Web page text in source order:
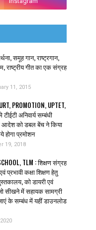
समूह गान, राष्ट्रगान,
राष्ट्रीय गीत का एक संग्रह
11, 2015
PROMOTION, UPTET,
अनिवार्य सम्बंधी
आदेश को डबल बेंच ने किया
होगा प्रमोशन
19, 2018
TLM : शिक्षण संग्रह
प्रभावी कक्षा शिक्षण हेतु
को डायरी एवं
सीखने में सहायक सामग्री
के सम्बंध में यहीं डाउनलोड